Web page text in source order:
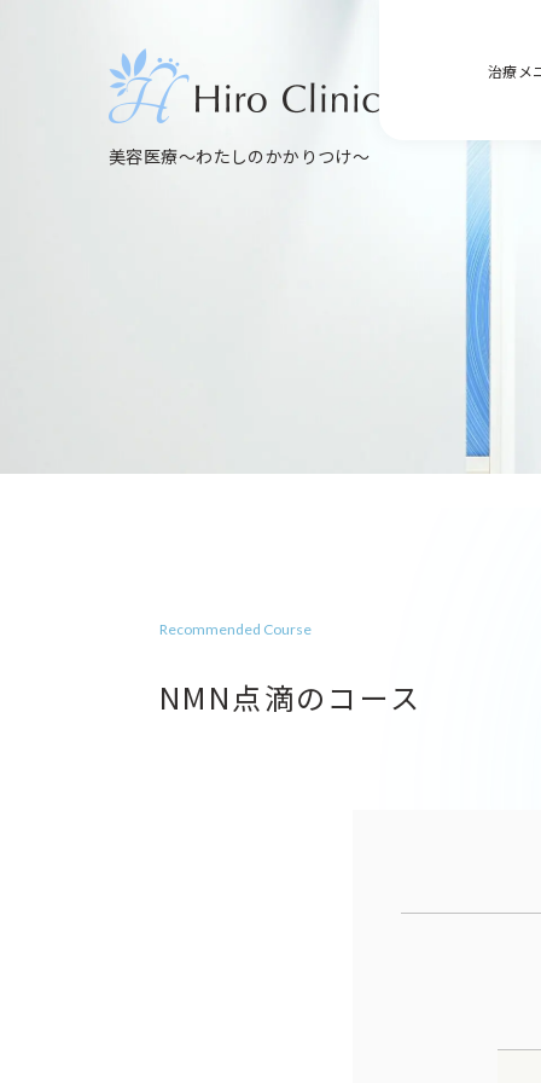
美容医療～わたしのかかりつけ～
治療メ
Recommended Course
NMN点滴のコース